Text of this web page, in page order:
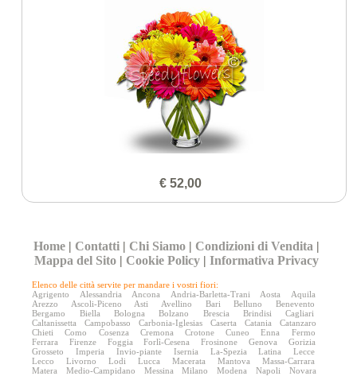
€ 52,00
Home | Contatti | Chi Siamo | Condizioni di Vendita |
Mappa del Sito | Cookie Policy |Informativa Privacy
Elenco delle città servite per mandare i vostri fiori:
Agrigento
Alessandria Ancona Andria-Barletta-Trani Aosta
Aquila
Arezzo
Ascoli-Piceno Asti Avellino Bari Belluno
Benevento
Bergamo
Biella Bologna Bolzano Brescia Brindisi
Cagliari
Caltanissetta
Campobasso Carbonia-Iglesias Caserta Catania
Catanzaro
Chieti
Como Cosenza Cremona Crotone Cuneo Enna
Fermo
Ferrara
Firenze Foggia Forlì-Cesena Frosinone Genova
Gorizia
Grosseto
Imperia Invio-piante Isernia La-Spezia Latina
Lecce
Lecco
Livorno Lodi Lucca Macerata Mantova
Massa-Carrara
Matera
Medio-Campidano Messina Milano Modena Napoli
Novara